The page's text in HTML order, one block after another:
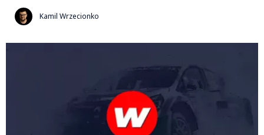
Kamil Wrzecionko